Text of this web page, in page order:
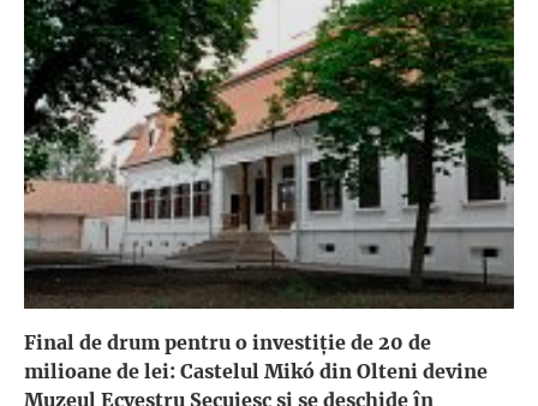
Final de drum pentru o investiție de 20 de
milioane de lei: Castelul Mikó din Olteni devine
Muzeul Ecvestru Secuiesc și se deschide în